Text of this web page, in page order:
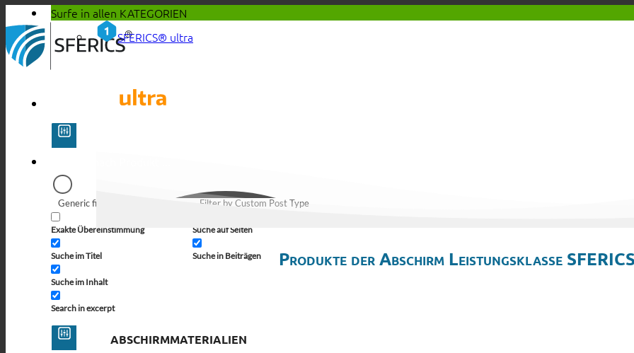
Generic filters
Exakte Übereinstimmung
Suche im Titel
Suche im Inhalt
Search in excerpt
Filter by Custom Post Type
Suche auf Seiten
Suche in Beiträgen
Surfe in allen KATEGORIEN
SFERICS® ultra
Produkte der Abschirm Leistungsklasse
ABSCHIRMMATERIALIEN